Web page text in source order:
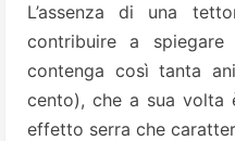
L’assenza di una
contribuire a
contenga così tanta
cento), che a sua volta
effetto serra che